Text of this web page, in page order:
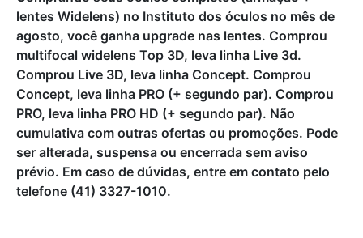
lentes Widelens) no Instituto dos óculos no mês de
agosto, você ganha upgrade nas lentes. Comprou
multifocal widelens Top 3D, leva linha Live 3d.
Comprou Live 3D, leva linha Concept. Comprou
Concept, leva linha PRO (+ segundo par). Comprou
PRO, leva linha PRO HD (+ segundo par). Não
cumulativa com outras ofertas ou promoções. Pode
ser alterada, suspensa ou encerrada sem aviso
prévio. Em caso de dúvidas, entre em contato pelo
telefone (41) 3327-1010.